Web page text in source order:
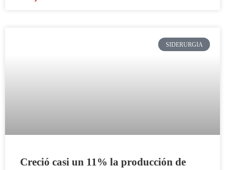
SIDERURGIA
Creció casi un 11% la producción de